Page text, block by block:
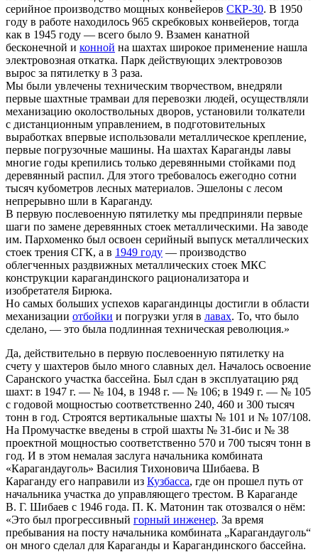
серийное производство мощных конвейеров СКР-30. В 1950
году в работе находилось 965 скребковых конвейеров, тогда
как в 1945 году — всего было 9. Взамен канатной
бесконечной и конной на шахтах широкое применение нашла
электровозная откатка. Парк действующих электровозов
вырос за пятилетку в 3 раза.
Мы были увлечены техническим творчеством, внедряли
первые шахтные трамваи для перевозки людей, осуществляли
механизацию околоствольных дворов, установили толкатели
с дистанционным управлением, в подготовительных
выработках впервые использовали металлическое крепление,
первые погрузочные машины. На шахтах Караганды лавы
многие годы крепились только деревянными стойками под
деревянный распил. Для этого требовалось ежегодно сотни
тысяч кубометров лесных материалов. Эшелоны с лесом
непрерывно шли в Караганду.
В первую послевоенную пятилетку мы предприняли первые
шаги по замене деревянных стоек металлическими. На заводе
им. Пархоменко был освоен серийный выпуск металлических
стоек трения СГК, а в 1949 году — производство
облегченных раздвижных металлических стоек МКС
конструкции карагандинского рационализатора и
изобретателя Бирюка.
Но самых больших успехов карагандинцы достигли в области
механизации отбойки и погрузки угля в лавах. То, что было
сделано, — это была подлинная техническая революция.»
Да, действительно в первую послевоенную пятилетку на
счету у шахтеров было много славных дел. Началось освоение
Саранского участка бассейна. Был сдан в эксплуатацию ряд
шахт: в 1947 г. — № 104, в 1948 г. — № 106; в 1949 г. — № 105
с годовой мощностью соответственно 240, 460 и 300 тысяч
тонн в год. Строятся вертикальные шахты № 101 и № 107/108.
На Промучастке введены в строй шахты № 31-бис и № 38
проектной мощностью соответственно 570 и 700 тысяч тонн в
год. И в этом немалая заслуга начальника комбината
«Карагандауголь» Василия Тихоновича Шибаева. В
Караганду его направили из Кузбасса, где он прошел путь от
начальника участка до управляющего трестом. В Караганде
В. Г. Шибаев с 1946 года. П. К. Матонин так отозвался о нём:
«Это был прогрессивный горный инженер. За время
пребывания на посту начальника комбината „Карагандауголь“
он много сделал для Караганды и Карагандинского бассейна.